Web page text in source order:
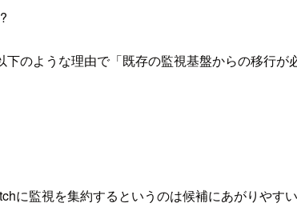
のような理由で「既存の監視基盤からの移行が
に監視を集約するというのは候補にあがりやす